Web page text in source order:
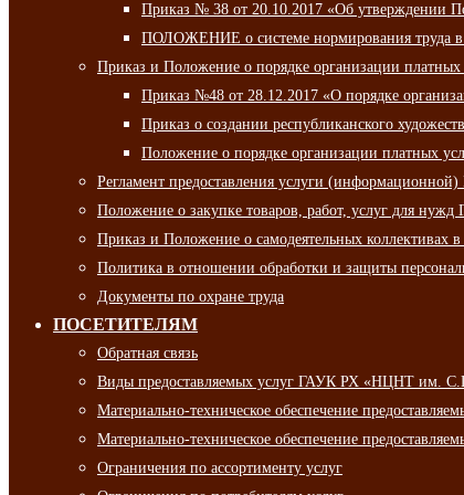
Приказ № 38 от 20.10.2017 «Об утверждении
ПОЛОЖЕНИЕ о системе нормирования
Приказ и Положение о порядке организации
Приказ №48 от 28.12.2017 «О порядке
Приказ о создании республиканского
Положение о порядке организации платных
Регламент предоставления услуги
Положение о закупке товаров, работ, услуг для
Приказ и Положение о самодеятельных коллективах
Политика в отношении обработки и защиты
Документы по охране труда
ПОСЕТИТЕЛЯМ
Обратная связь
Виды предоставляемых услуг ГАУК РХ «НЦНТ им.
Материально-техническое обеспечение
Материально-техническое обеспечение
Ограничения по ассортименту услуг